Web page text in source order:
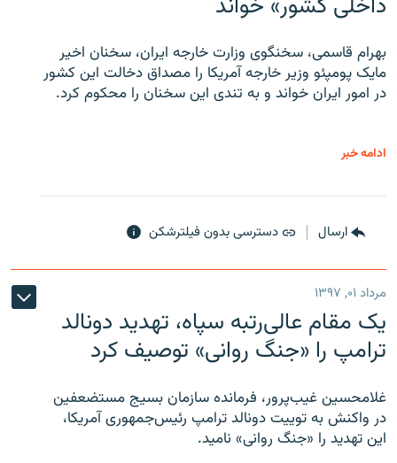
بهرام قاسمی، سخنگوی وزارت خارجه ایران، سخنان اخیر
مایک پومپئو وزیر خارجه آمریکا را مصداق دخالت این کشور
در امور ایران خواند و به تندی این سخنان را محکوم کرد.
ادامه خبر
ارسال دسترسی بدون فیلترشکن
مرداد ۰۱, ۱۳۹۷
یک مقام عالی‌رتبه سپاه، تهدید دونالد
ترامپ را «جنگ روانی» توصیف کرد
غلامحسین غیب‌پرور، فرمانده سازمان بسیج مستضعفین
در واکنش به توییت دونالد ترامپ رئیس‌جمهوری آمریکا،
این تهدید را «جنگ روانی» نامید.